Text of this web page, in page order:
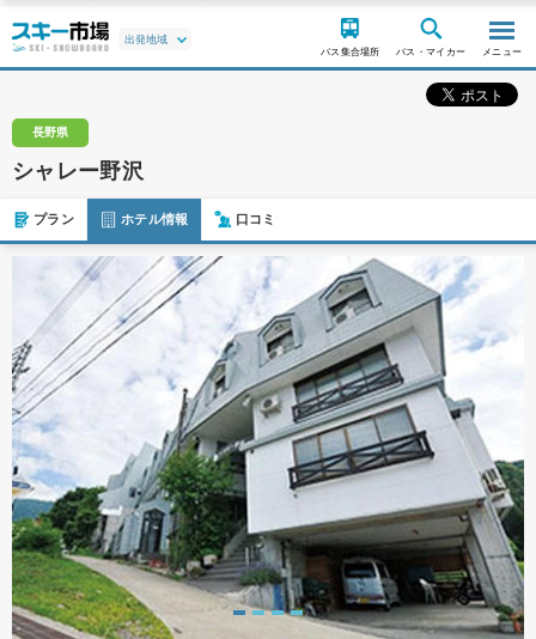
バス集合場所 バス・マイカー メニュー
長野県
シャレー野沢
プラン ホテル情報 口コミ